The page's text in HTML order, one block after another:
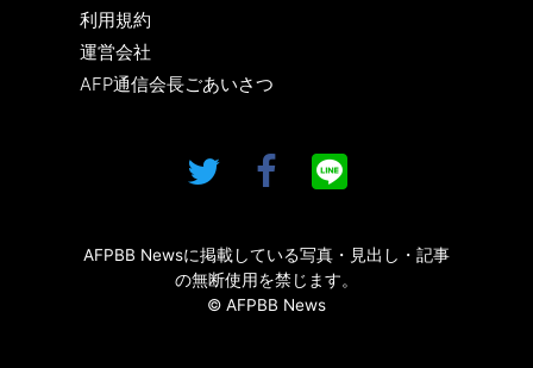
利用規約
運営会社
AFP通信会長ごあいさつ
AFPBB Newsに掲載している写真・見出し・記事
の無断使用を禁じます。
© AFPBB News